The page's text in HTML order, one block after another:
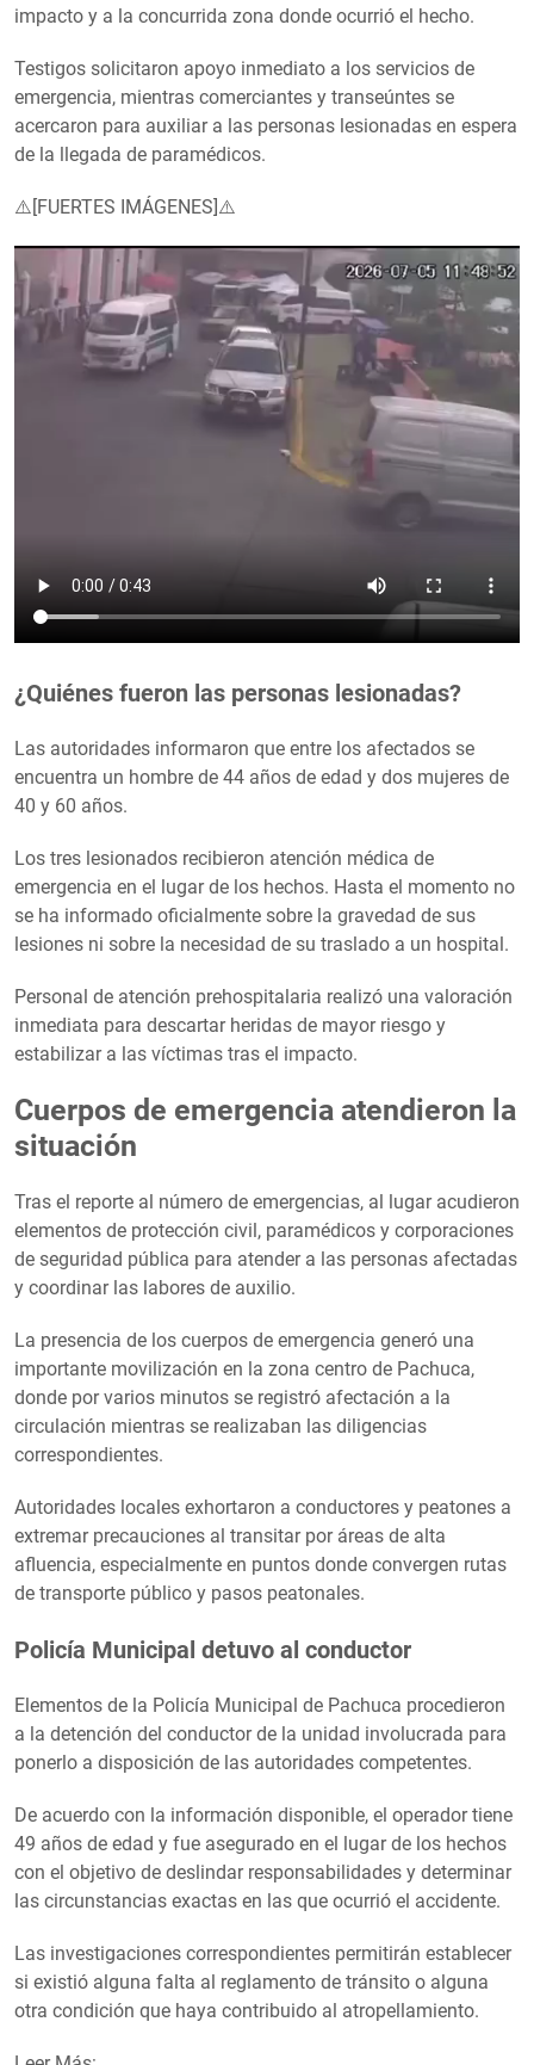
impacto y a la concurrida zona donde ocurrió el hecho.
Testigos solicitaron apoyo inmediato a los servicios de
emergencia, mientras comerciantes y transeúntes se
acercaron para auxiliar a las personas lesionadas en espera
de la llegada de paramédicos.
⚠️[FUERTES IMÁGENES]⚠️
¿Quiénes fueron las personas lesionadas?
Las autoridades informaron que entre los afectados se
encuentra un hombre de 44 años de edad y dos mujeres de
40 y 60 años.
Los tres lesionados recibieron atención médica de
emergencia en el lugar de los hechos. Hasta el momento no
se ha informado oficialmente sobre la gravedad de sus
lesiones ni sobre la necesidad de su traslado a un hospital.
Personal de atención prehospitalaria realizó una valoración
inmediata para descartar heridas de mayor riesgo y
estabilizar a las víctimas tras el impacto.
Cuerpos de emergencia atendieron la
situación
Tras el reporte al número de emergencias, al lugar acudieron
elementos de protección civil, paramédicos y corporaciones
de seguridad pública para atender a las personas afectadas
y coordinar las labores de auxilio.
La presencia de los cuerpos de emergencia generó una
importante movilización en la zona centro de Pachuca,
donde por varios minutos se registró afectación a la
circulación mientras se realizaban las diligencias
correspondientes.
Autoridades locales exhortaron a conductores y peatones a
extremar precauciones al transitar por áreas de alta
afluencia, especialmente en puntos donde convergen rutas
de transporte público y pasos peatonales.
Policía Municipal detuvo al conductor
Elementos de la Policía Municipal de Pachuca procedieron
a la detención del conductor de la unidad involucrada para
ponerlo a disposición de las autoridades competentes.
De acuerdo con la información disponible, el operador tiene
49 años de edad y fue asegurado en el lugar de los hechos
con el objetivo de deslindar responsabilidades y determinar
las circunstancias exactas en las que ocurrió el accidente.
Las investigaciones correspondientes permitirán establecer
si existió alguna falta al reglamento de tránsito o alguna
otra condición que haya contribuido al atropellamiento.